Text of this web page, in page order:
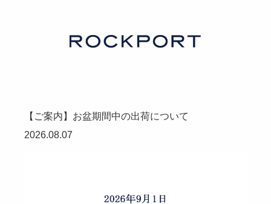
【ご案内】お盆期間中の出荷について
2026.08.07